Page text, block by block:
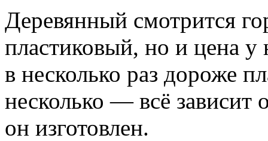
Деревянный смотрится
пластиковый, но и цена
в несколько раз дороже
несколько — всё зависит
он изготовлен.